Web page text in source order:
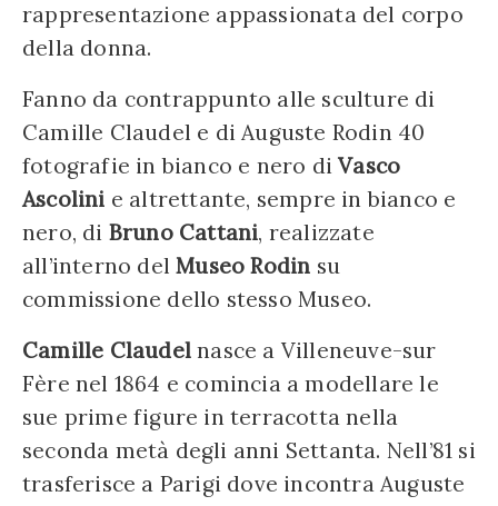
rappresentazione appassionata del corpo
della donna.
Fanno da contrappunto alle sculture di
Camille Claudel e di Auguste Rodin 40
fotografie in bianco e nero diVasco
Ascolini e altrettante, sempre in bianco e
nero, di Bruno Cattani, realizzate
all’interno delMuseo Rodin su
commissione dello stesso Museo.
Camille Claudel nasce a Villeneuve-sur
Fère nel 1864 e comincia a modellare le
sue prime figure in terracotta nella
seconda metà degli anni Settanta. Nell’81 si
trasferisce a Parigi dove incontra Auguste